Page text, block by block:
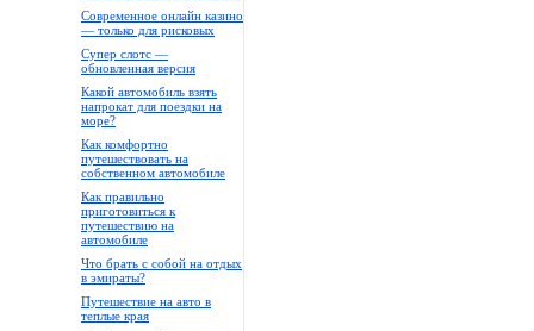
Современное онлайн казино
— только для рисковых
Супер слотс —
обновленная версия
Какой автомобиль взять
напрокат для поездки на
море?
Как комфортно
путешествовать на
собственном автомобиле
Как правильно
приготовиться к
путешествию на
автомобиле
Что брать с собой на отдых
в эмираты?
Путешествие на авто в
теплые края